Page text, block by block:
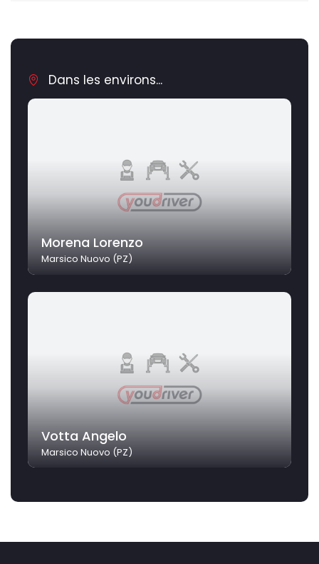
Dans les environs...
Morena Lorenzo
Marsico Nuovo (PZ)
Votta Angelo
Marsico Nuovo (PZ)